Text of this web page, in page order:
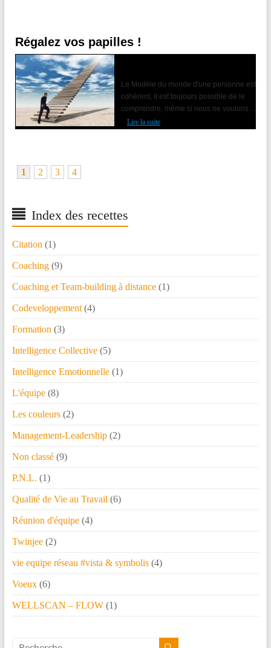
Régalez vos papilles !
Le Modèle du monde d'une personne est
cohérent, il est toujours possible de le
comprendre, même si nous ne voulons ...
Lire la suite
1 2 3 4
Index des recettes
Citation (1)
Coaching(9)
Coaching et Team-building à distance(1)
Codeveloppement(4)
Formation (3)
Intelligence Collective(5)
Intelligence Emotionnelle(1)
L'équipe(8)
Les couleurs(2)
Management-Leadership(2)
Non classé(9)
P.N.L. (1)
Qualité de Vie au Travail (6)
Réunion d'équipe(4)
Twinjee(2)
vie equipe réseau #vista & symbolis(4)
Voeux(6)
WELLSCAN – FLOW(1)